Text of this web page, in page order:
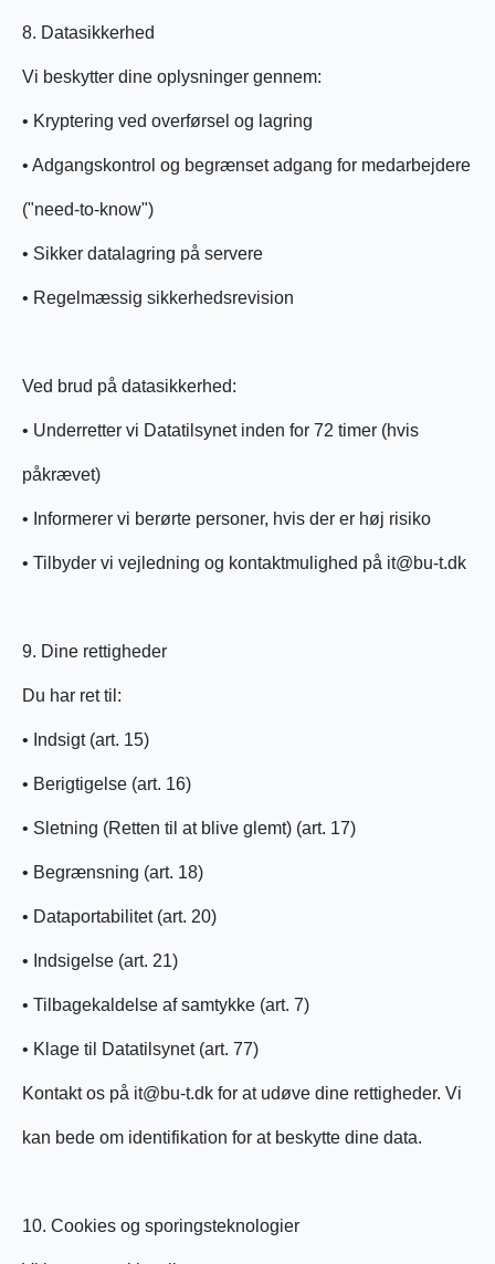
8. Datasikkerhed
Vi beskytter dine oplysninger gennem:
• Kryptering ved overførsel og lagring
• Adgangskontrol og begrænset adgang for medarbejdere
("need-to-know")
• Sikker datalagring på servere
• Regelmæssig sikkerhedsrevision
Ved brud på datasikkerhed:
• Underretter vi Datatilsynet inden for 72 timer (hvis
påkrævet)
• Informerer vi berørte personer, hvis der er høj risiko
• Tilbyder vi vejledning og kontaktmulighed på it@bu-t.dk
9. Dine rettigheder
Du har ret til:
• Indsigt (art. 15)
• Berigtigelse (art. 16)
• Sletning (Retten til at blive glemt) (art. 17)
• Begrænsning (art. 18)
• Dataportabilitet (art. 20)
• Indsigelse (art. 21)
• Tilbagekaldelse af samtykke (art. 7)
• Klage til Datatilsynet (art. 77)
Kontakt os på it@bu-t.dk for at udøve dine rettigheder. Vi
kan bede om identifikation for at beskytte dine data.
10. Cookies og sporingsteknologier